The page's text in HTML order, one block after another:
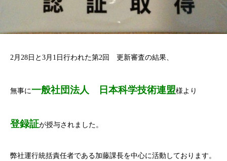
2月28日と3月1日行われた第2回 更新審査の結果、
無事に一般社団法人 日本科学技術連盟様より
登録証が授与されました。
弊社運行統括責任者である加藤課長を中心に活動しております。